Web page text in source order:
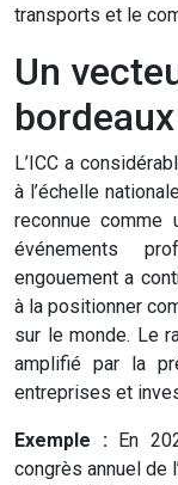
transports et le
Un
bordeaux
L’ICC a
à l’échelle
reconnue comme
événements
engouement a
à la positionner
sur le monde. Le
amplifié par la
entreprises et
Exemple :
En
congrès annuel de